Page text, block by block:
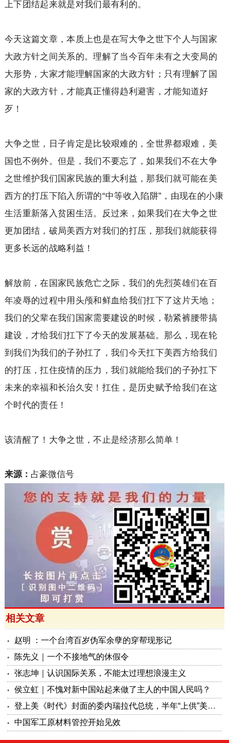
上下团结起来就是对我们最有利的。
今天这篇文章，本质上也是在写大争之世下个人与国家
大政方针之间关系的。理解了当今百年未有之大变局的
大形势，大家才能理解国家的大政方针；只有理解了国
家的大政方针，才能真正懂得趋利避害，才能知道好
歹！
大争之世，日子肯定是比较艰难的，全世界都艰难，美
国也不例外。但是，我们不要忘了，如果我们不在大争
之世维护我们国家民族的重大利益，那我们就可能在美
西方的打压下陷入所谓的“中等收入陷阱”，由现在的小康
生活重新落入贫困生活。反过来，如果我们在大争之世
更加团结，破局美西方对我们的打压，那我们就能获得
更多长远的战略利益！
解放前，在国家民族危亡之际，我们的先烈英雄们在百
年凌辱的过程中用头颅和鲜血给我们扛下了这片天地；
我们的父辈在我们国家需要建设的时候，勒紧裤腰带搞
建设，才给我们扛下了今天的发展基础。那么，现在轮
到我们为我们的子孙扛了，我们今天扛下美西方给我们
的打压，扛住疫情的压力，我们就能给我们的子孙扛下
未来的幸福和长治久安！扛住，是历史赋予给我们在这
个时代的责任！
该清醒了！大争之世，不止是经济那么简单！
来源： 占豪微信号
相关文章
赵明 ：一个台湾百岁伪军余孽的穿帮现形记
陈先义｜一个不接地气的休假令
张志坤｜认识国际关系，不能太过理想浪漫主义
侯立虹｜不愧对新中国站起来做了主人的中国人民吗？
登上美《时代》封面的委内瑞拉代总统，半年“上供”美国130亿美元
中国军工原材料管控开始见效